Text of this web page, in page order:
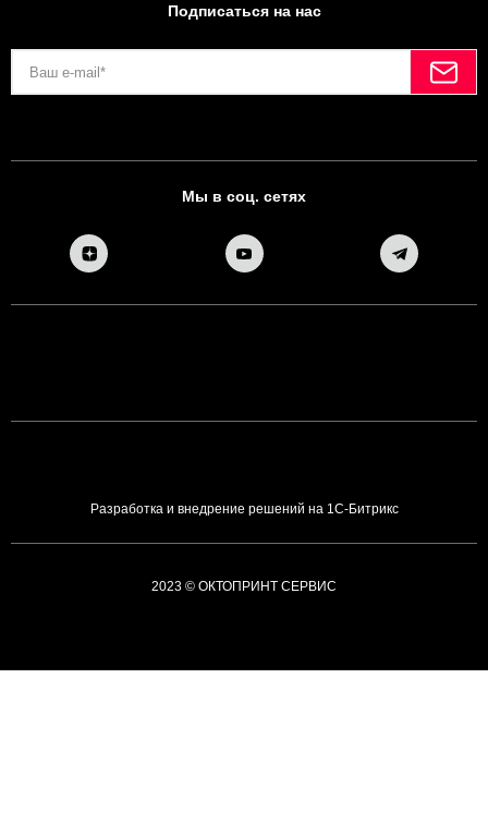
Подписаться на нас
Мы в соц. сетях
Разработка и внедрение решений на 1С-Битрикс
2023 © ОКТОПРИНТ СЕРВИС